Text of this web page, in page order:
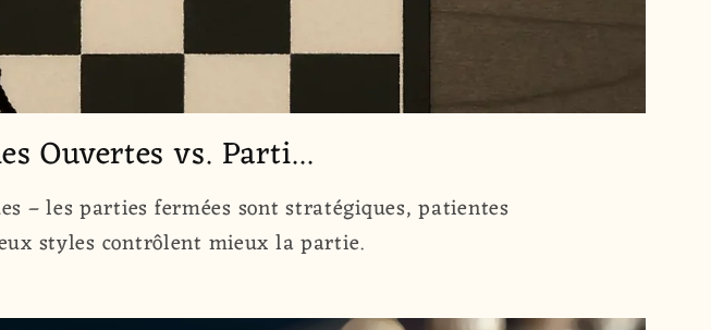
Ouvertes vs. Parti...
– les parties fermées sont stratégiques, patientes
styles contrôlent mieux la partie.